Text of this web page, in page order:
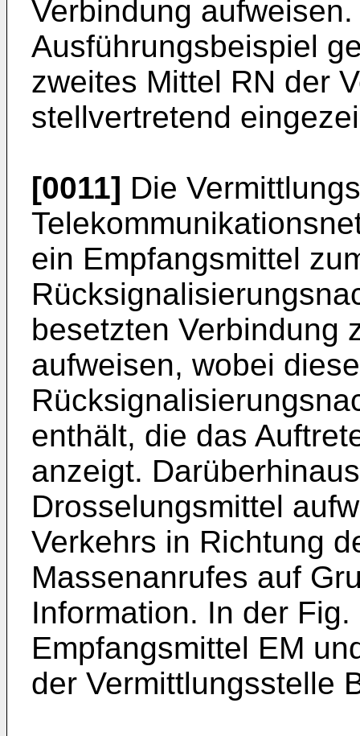
Verbindung
Ausführungsbeispiel
zweites Mittel RN der
stellvertretend
[0011] Die
ein Empfangsmittel
besetzten Verbindung
aufweisen, wobei diese
enthält, die das
anzeigt.
Drosselungsmittel
Verkehrs in Richtung
Massenanrufes auf
Information. In der
Empfangsmittel EM
der Vermittlungsstelle